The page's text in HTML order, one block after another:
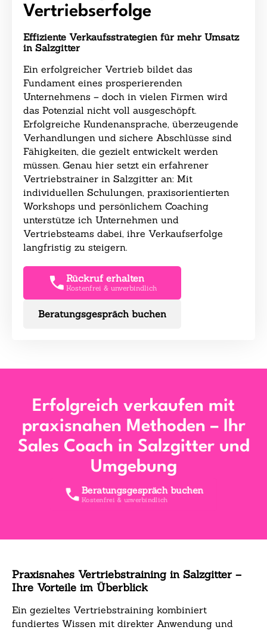
Vertriebserfolge
Effiziente Verkaufsstrategien für mehr Umsatz
in Salzgitter
Ein erfolgreicher Vertrieb bildet das
Fundament eines prosperierenden
Unternehmens – doch in vielen Firmen wird
das Potenzial nicht voll ausgeschöpft.
Erfolgreiche Kundenansprache, überzeugende
Verhandlungen und sichere Abschlüsse sind
Fähigkeiten, die gezielt entwickelt werden
müssen. Genau hier setzt ein erfahrener
Vertriebstrainer in Salzgitter an: Mit
individuellen Schulungen, praxisorientierten
Workshops und persönlichem Coaching
unterstütze ich Unternehmen und
Vertriebsteams dabei, ihre Verkaufserfolge
langfristig zu steigern.
Rückruf erhalten
Kostenfrei & unverbindlich
Beratungsgespräch buchen
Erfolgreich verkaufen mit
praxisnahen Methoden – Ihr
Sales Coach in Salzgitter und
Umgebung
Beratungsgespräch buchen
Kostenfrei & unverbindlich
Praxisnahes Vertriebstraining in Salzgitter –
Ihre Vorteile im Überblick
Ein gezieltes Vertriebstraining kombiniert
fundiertes Wissen mit direkter Anwendung und